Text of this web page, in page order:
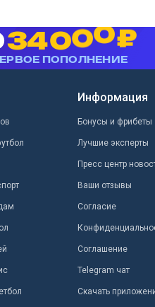
Информация
Бонусы и фрибеты
Лучшие эксперты
Пресс центр
Ваши отзывы
Согласие
Соглашение
Telegram чат
Скачать